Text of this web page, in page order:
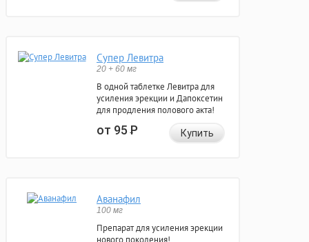
Супер Левитра
20 + 60 мг
В одной таблетке Левитра для
усиления эрекции и Дапоксетин
для продления полового акта!
от 95Р Купить
Аванафил
100 мг
Препарат для усиления эрекции